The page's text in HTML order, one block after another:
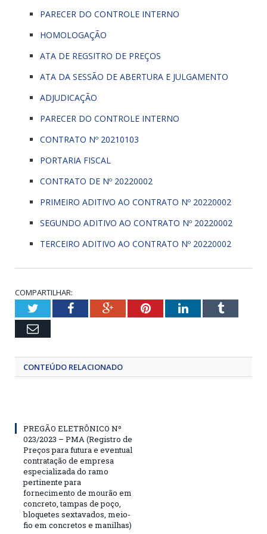
PARECER DO CONTROLE INTERNO
HOMOLOGAÇÃO
ATA DE REGSITRO DE PREÇOS
ATA DA SESSÃO DE ABERTURA E JULGAMENTO
ADJUDICAÇÃO
PARECER DO CONTROLE INTERNO
CONTRATO Nº 20210103
PORTARIA FISCAL
CONTRATO DE Nº 20220002
PRIMEIRO ADITIVO AO CONTRATO Nº 20220002
SEGUNDO ADITIVO AO CONTRATO Nº 20220002
TERCEIRO ADITIVO AO CONTRATO Nº 20220002
COMPARTILHAR:
TwitterFacebookGoogle+PinterestLinkedInTumblr
Email
CONTEÚDO RELACIONADO
PREGÃO ELETRÔNICO Nº
023/2023 – PMA (Registro de
Preços para futura e eventual
contratação de empresa
especializada do ramo
pertinente para
fornecimento de mourão em
concreto, tampas de poço,
bloquetes sextavados, meio-
fio em concretos e manilhas)